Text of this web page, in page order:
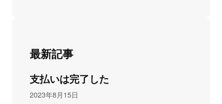
最新記事
支払いは完了した
2023年8月15日